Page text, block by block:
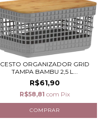
CESTO ORGANIZADOR GRID
TAMPA BAMBU 2,5 L...
R$61,90
R$58,81 com Pix